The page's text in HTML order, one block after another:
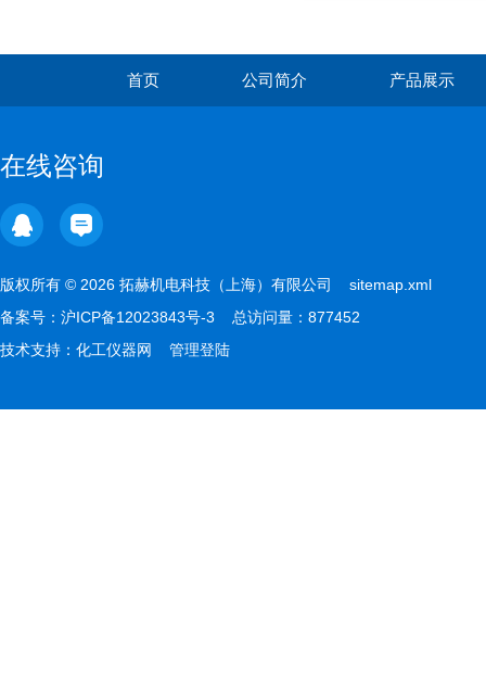
首页 公司简介 产品展示
在线咨询
版权所有 © 2026 拓赫机电科技（上海）有限公司 sitemap.xml
备案号： 沪ICP备12023843号-3 总访问量：877452
技术支持： 化工仪器网 管理登陆